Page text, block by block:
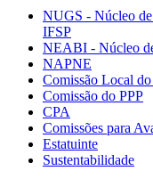
NUGS - Núcleo de
IFSP
NEABI - Núcleo
NAPNE
Comissão Local
Comissão do PPP
CPA
Comissões para
Estatuinte
Sustentabilidade